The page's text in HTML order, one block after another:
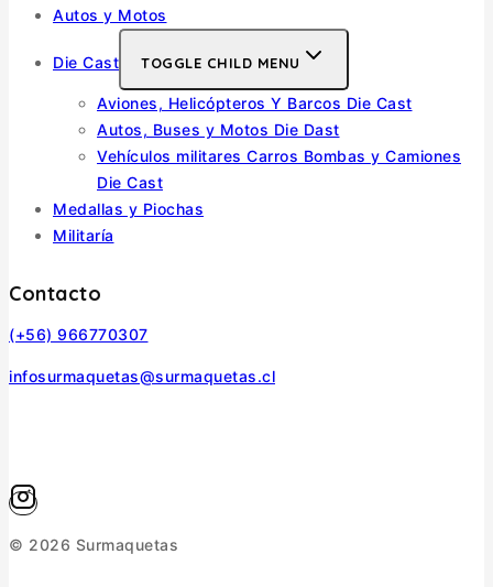
Autos y Motos
Die Cast TOGGLE CHILD MENU
Aviones, Helicópteros Y Barcos Die Cast
Autos, Buses y Motos Die Dast
Vehículos militares Carros Bombas y Camiones
Die Cast
Medallas y Piochas
Militaría
Contacto
(+56) 966770307
infosurmaquetas@surmaquetas.cl
© 2026 Surmaquetas